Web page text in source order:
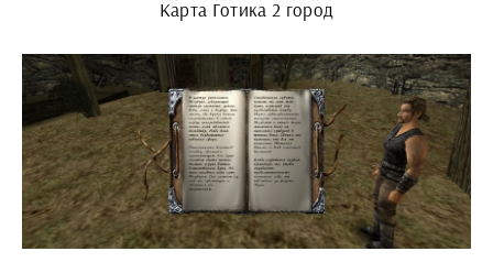
Карта Готика 2 город